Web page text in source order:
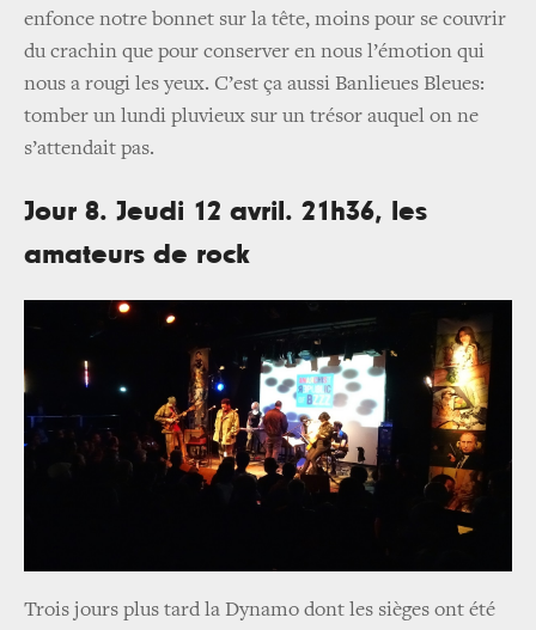
enfonce notre bonnet sur la tête, moins pour se couvrir
du crachin que pour conserver en nous l’émotion qui
nous a rougi les yeux. C’est ça aussi Banlieues Bleues:
tomber un lundi pluvieux sur un trésor auquel on ne
s’attendait pas.
Jour 8. Jeudi 12 avril. 21h36, les
amateurs de rock
Trois jours plus tard la Dynamo dont les sièges ont été